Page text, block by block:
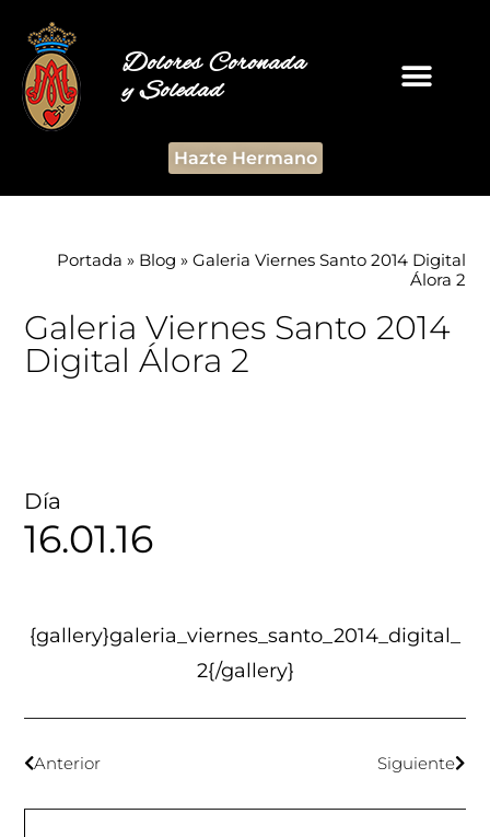
Dolores Coronada
y Soledad
Hazte Hermano
Portada » Blog » Galeria Viernes Santo 2014 Digital
Álora 2
Galeria Viernes Santo 2014
Digital Álora 2
Día
16.01.16
{gallery}galeria_viernes_santo_2014_digital_
2{/gallery}
Anterior Siguiente